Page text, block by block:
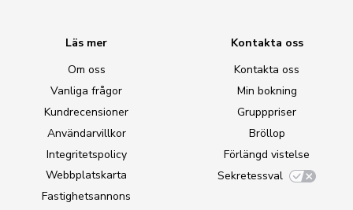
Läs mer
Om oss
Vanliga frågor
Kundrecensioner
Användarvillkor
Integritetspolicy
Webbplatskarta
Fastighetsannons
Kontakta oss
Kontakta oss
Min bokning
Grupppriser
Bröllop
Förlängd vistelse
Sekretessval